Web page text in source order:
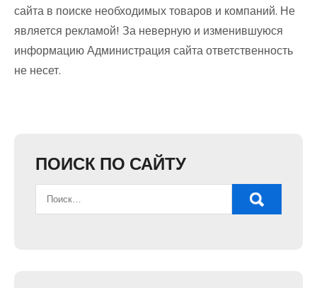
сайта в поиске необходимых товаров и компаний. Не
является рекламой! За неверную и изменившуюся
информацию Администрация сайта ответственность
не несет.
ПОИСК ПО САЙТУ